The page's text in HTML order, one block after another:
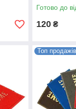
Готово до
120 ₴
Топ продажів